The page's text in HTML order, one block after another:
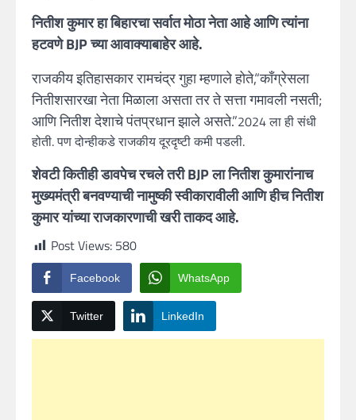
नितीश कुमार हा बिहारचा सर्वात मोठा नेता आहे आणि त्यांना
हटवणे BJP च्या आवाक्याबाहेर आहे.
राजकीय इतिहासकार रामचंद्र गुहा म्हणाले होते,“काँग्रेसला
नितीशसारखा नेता मिळाला असता तर ते सत्ता गमावली नसती;
आणि नितीश देशाचे पंतप्रधान झाले असते.”2024 ला ही संधी
होती. पण दोन्हीकडे राजकीय दूरदृष्टी कमी पडली.
शेवटी कितीही डावपेच रचले तरी BJP ला नितीश कुमारांनाच
मुख्यमंत्री बनवण्याची नामुष्की स्वीकारावीलीआणि हीच नितीश
कुमार यांच्या राजकारणाची खरी ताकद आहे.
Post Views: 580
Facebook WhatsApp
Twitter LinkedIn